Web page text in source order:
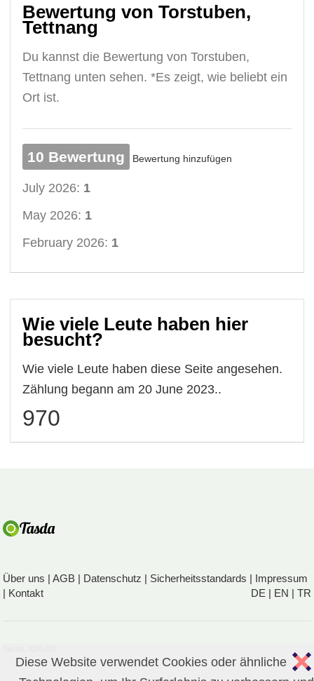
Bewertung von Torstuben,
Tettnang
Du kannst die Bewertung von Torstuben,
Tettnang unten sehen. *Es zeigt, wie beliebt ein
Ort ist.
10 Bewertung Bewertung hinzufügen
July 2026: 1
May 2026: 1
February 2026: 1
Wie viele Leute haben hier
besucht?
Wie viele Leute haben diese Seite angesehen.
Zählung begann am 20 June 2023..
970
Über uns |AGB | Datenschutz | Sicherheitsstandards | Impressum
| Kontakt DE | EN | TR
Diese Website verwendet Cookies oder ähnliche